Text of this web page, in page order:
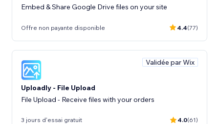
Embed & Share Google Drive files on your site
Offre non payante disponible 4.4(77)
Validée par Wix
Uploadly - File Upload
File Upload - Receive files with your orders
3 jours d'essai gratuit 4.0(61)